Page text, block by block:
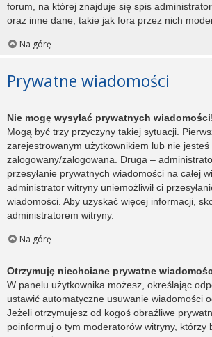
forum, na której znajduje się spis
oraz inne dane, takie jak fora przez nich
Na górę
Prywatne wiadomości
Nie mogę wysyłać prywatnych
Mogą być trzy przyczyny takiej sytuacji.
zarejestrowanym użytkownikiem lub nie jesteś
zalogowany/zalogowana. Druga –
przesyłanie prywatnych wiadomości na całej
administrator witryny uniemożliwił ci
wiadomości. Aby uzyskać więcej informacji,
administratorem witryny.
Na górę
Otrzymuję niechciane prywatne
W panelu użytkownika możesz, określając
ustawić automatyczne usuwanie wiadomości
Jeżeli otrzymujesz od kogoś obraźliwe
poinformuj o tym moderatorów witryny, którzy